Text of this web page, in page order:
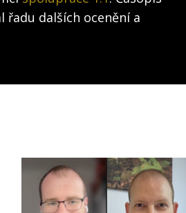
řadu dalších ocenění a